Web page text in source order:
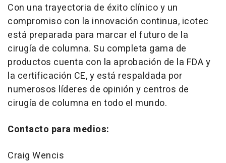
Con una trayectoria de éxito clínico y un
compromiso con la innovación continua, icotec
está preparada para marcar el futuro de la
cirugía de columna. Su completa gama de
productos cuenta con la aprobación de la FDA y
la certificación CE, y está respaldada por
numerosos líderes de opinión y centros de
cirugía de columna en todo el mundo.
Contacto para medios:
Craig Wencis